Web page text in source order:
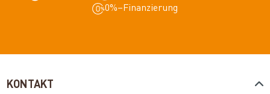
0%–Finanzierung
KONTAKT